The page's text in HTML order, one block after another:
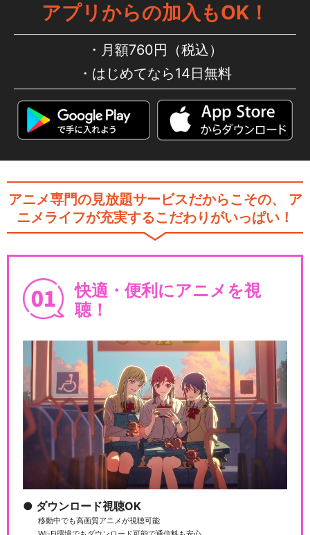
アプリからの加入もOK！
月額760円（税込）
はじめてなら14日無料
アニメ専門の見放題サービスだからこその、
ア
ニメライフが充実するこだわりがいっぱい！
快適・便利にアニメを視
聴！
ダウンロード視聴OK
移動中でも高画質アニメが視聴可能